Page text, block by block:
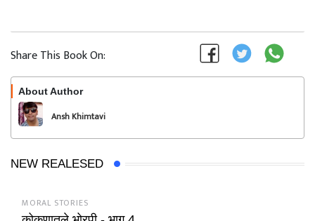
Share This Book On:
About Author
Ansh Khimtavi
NEW REALESED
MORAL STORIES